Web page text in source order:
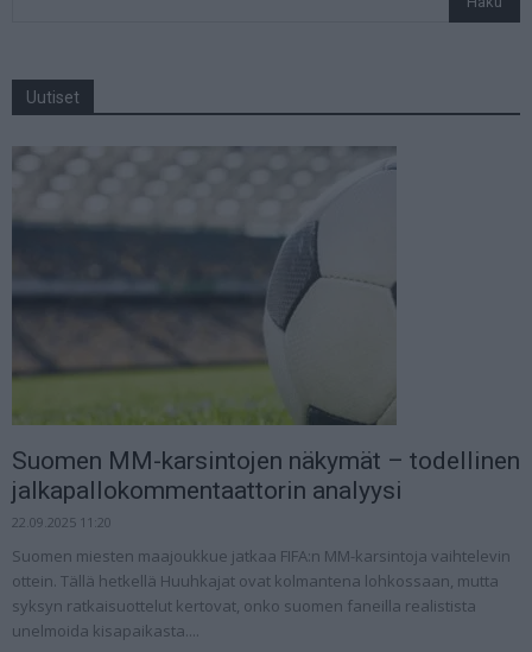
Uutiset
Suomen MM-karsintojen näkymät – todellinen
jalkapallokommentaattorin analyysi
22.09.2025 11:20
Suomen miesten maajoukkue jatkaa FIFA:n MM-karsintoja vaihtelevin
ottein. Tällä hetkellä Huuhkajat ovat kolmantena lohkossaan, mutta
syksyn ratkaisuottelut kertovat, onko suomen faneilla realistista
unelmoida kisapaikasta....